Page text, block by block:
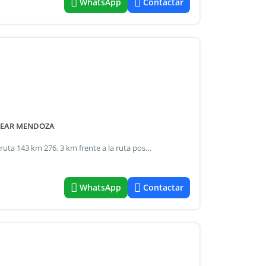
MENDOZA
Innova inmobiliaria vende campo de 300 hectareas sobre ruta 143 km 276. 3 km frente a la ruta posee energia electrica y dos casas precarias agua potable a solo 50 km ciudad de general alvear ideal para pastura se encuentran solo 30 hextareas desmontadas cubierto por algarrobo y con guia tiene una motobomba motor 221 para extraer agua. Se reciben vehiculos en parte de pago escritura inmediata contactanos ingresa en propiedades solapa venta ref#5821115.
WhatsApp Contactar